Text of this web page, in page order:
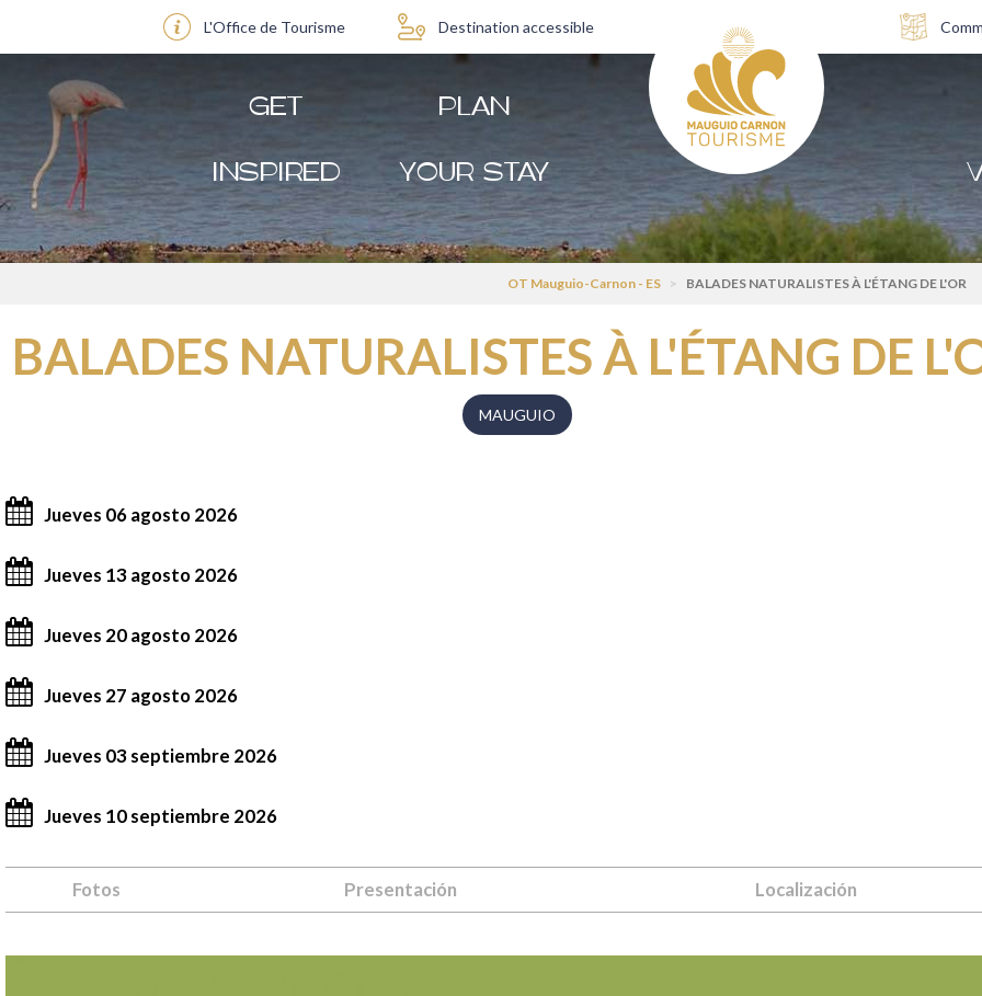
L'Office de Tourisme Destination accessible
GET
INSPIRED
PLAN
YOUR STAY
OT Mauguio-Carnon - ES > BALADES NATURALISTES À L'ÉTANG DE L'OR
BALADES NATURALISTES À L'ÉTANG DE
MAUGUIO
Jueves 06 agosto 2026
Jueves 13 agosto 2026
Jueves 20 agosto 2026
Jueves 27 agosto 2026
Jueves 03 septiembre 2026
Jueves 10 septiembre 2026
Fotos Presentación Localización